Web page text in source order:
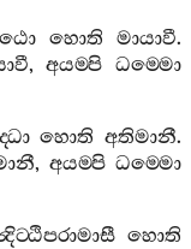
හොති මායාවී.
,අයම‍්පි ධම‍්මො
හොති අතිමානී.
, අයම‍්පි ධම‍්මො
හොති